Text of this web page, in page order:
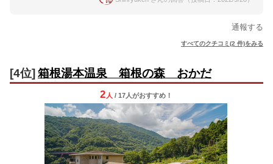
通報する
すべてのクチコミ(2 件)をみる
[4位] 箱根湯本温泉 箱根の森 おかだ
2 人 / 17人がおすすめ！